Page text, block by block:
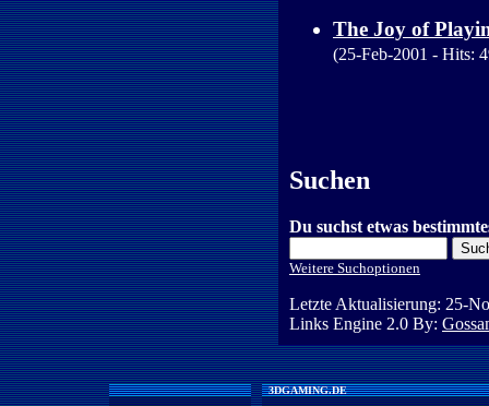
The Joy of
(25-Feb-2001 - Hits:
Suchen
Du suchst etwas
Weitere Suchoptionen
Letzte Aktualisierung: 25-
Links Engine 2.0 By:
3DGAMING.DE